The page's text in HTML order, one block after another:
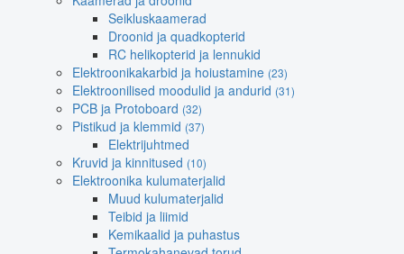
Seikluskaamerad
Droonid ja quadkopterid
RC helikopterid ja lennukid
Elektroonikakarbid ja hoiustamine (23)
Elektroonilised moodulid ja andurid (31)
PCB ja Protoboard (32)
Pistikud ja klemmid (37)
Elektrijuhtmed
Kruvid ja kinnitused (10)
Elektroonika kulumaterjalid
Muud kulumaterjalid
Teibid ja liimid
Kemikaalid ja puhastus